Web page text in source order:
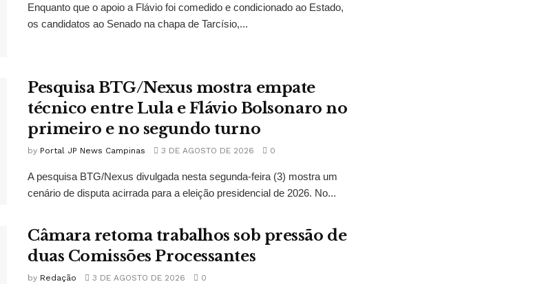
Enquanto que o apoio a Flávio foi comedido e condicionado ao Estado,
os candidatos ao Senado na chapa de Tarcísio,...
Pesquisa BTG/Nexus mostra empate
técnico entre Lula e Flávio Bolsonaro no
primeiro e no segundo turno
by Portal JP News Campinas 3 DE AGOSTO DE 2026 0
A pesquisa BTG/Nexus divulgada nesta segunda-feira (3) mostra um
cenário de disputa acirrada para a eleição presidencial de 2026. No...
Câmara retoma trabalhos sob pressão de
duas Comissões Processantes
by Redação 3 DE AGOSTO DE 2026 0